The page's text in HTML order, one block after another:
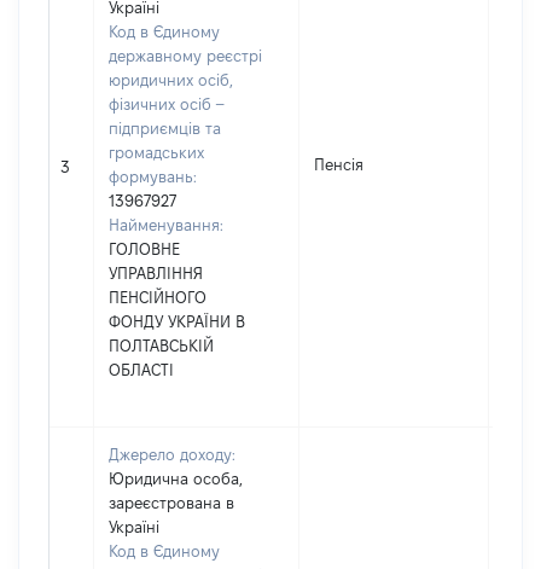
3
Україні
Код в Єдиному
державному реєстрі
юридичних осіб,
фізичних осіб –
підприємців та
громадських
формувань:
13967927
Найменування:
ГОЛОВНЕ
УПРАВЛІННЯ
ПЕНСІЙНОГО
ФОНДУ УКРАЇНИ В
ПОЛТАВСЬКІЙ
ОБЛАСТІ
Пенсія
Джерело доходу:
Юридична особа,
зареєстрована в
Україні
Код в Єдиному